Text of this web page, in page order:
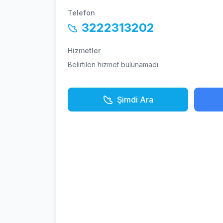
Telefon
3222313202
Hizmetler
Belirtilen hizmet bulunamadı.
Şimdi Ara